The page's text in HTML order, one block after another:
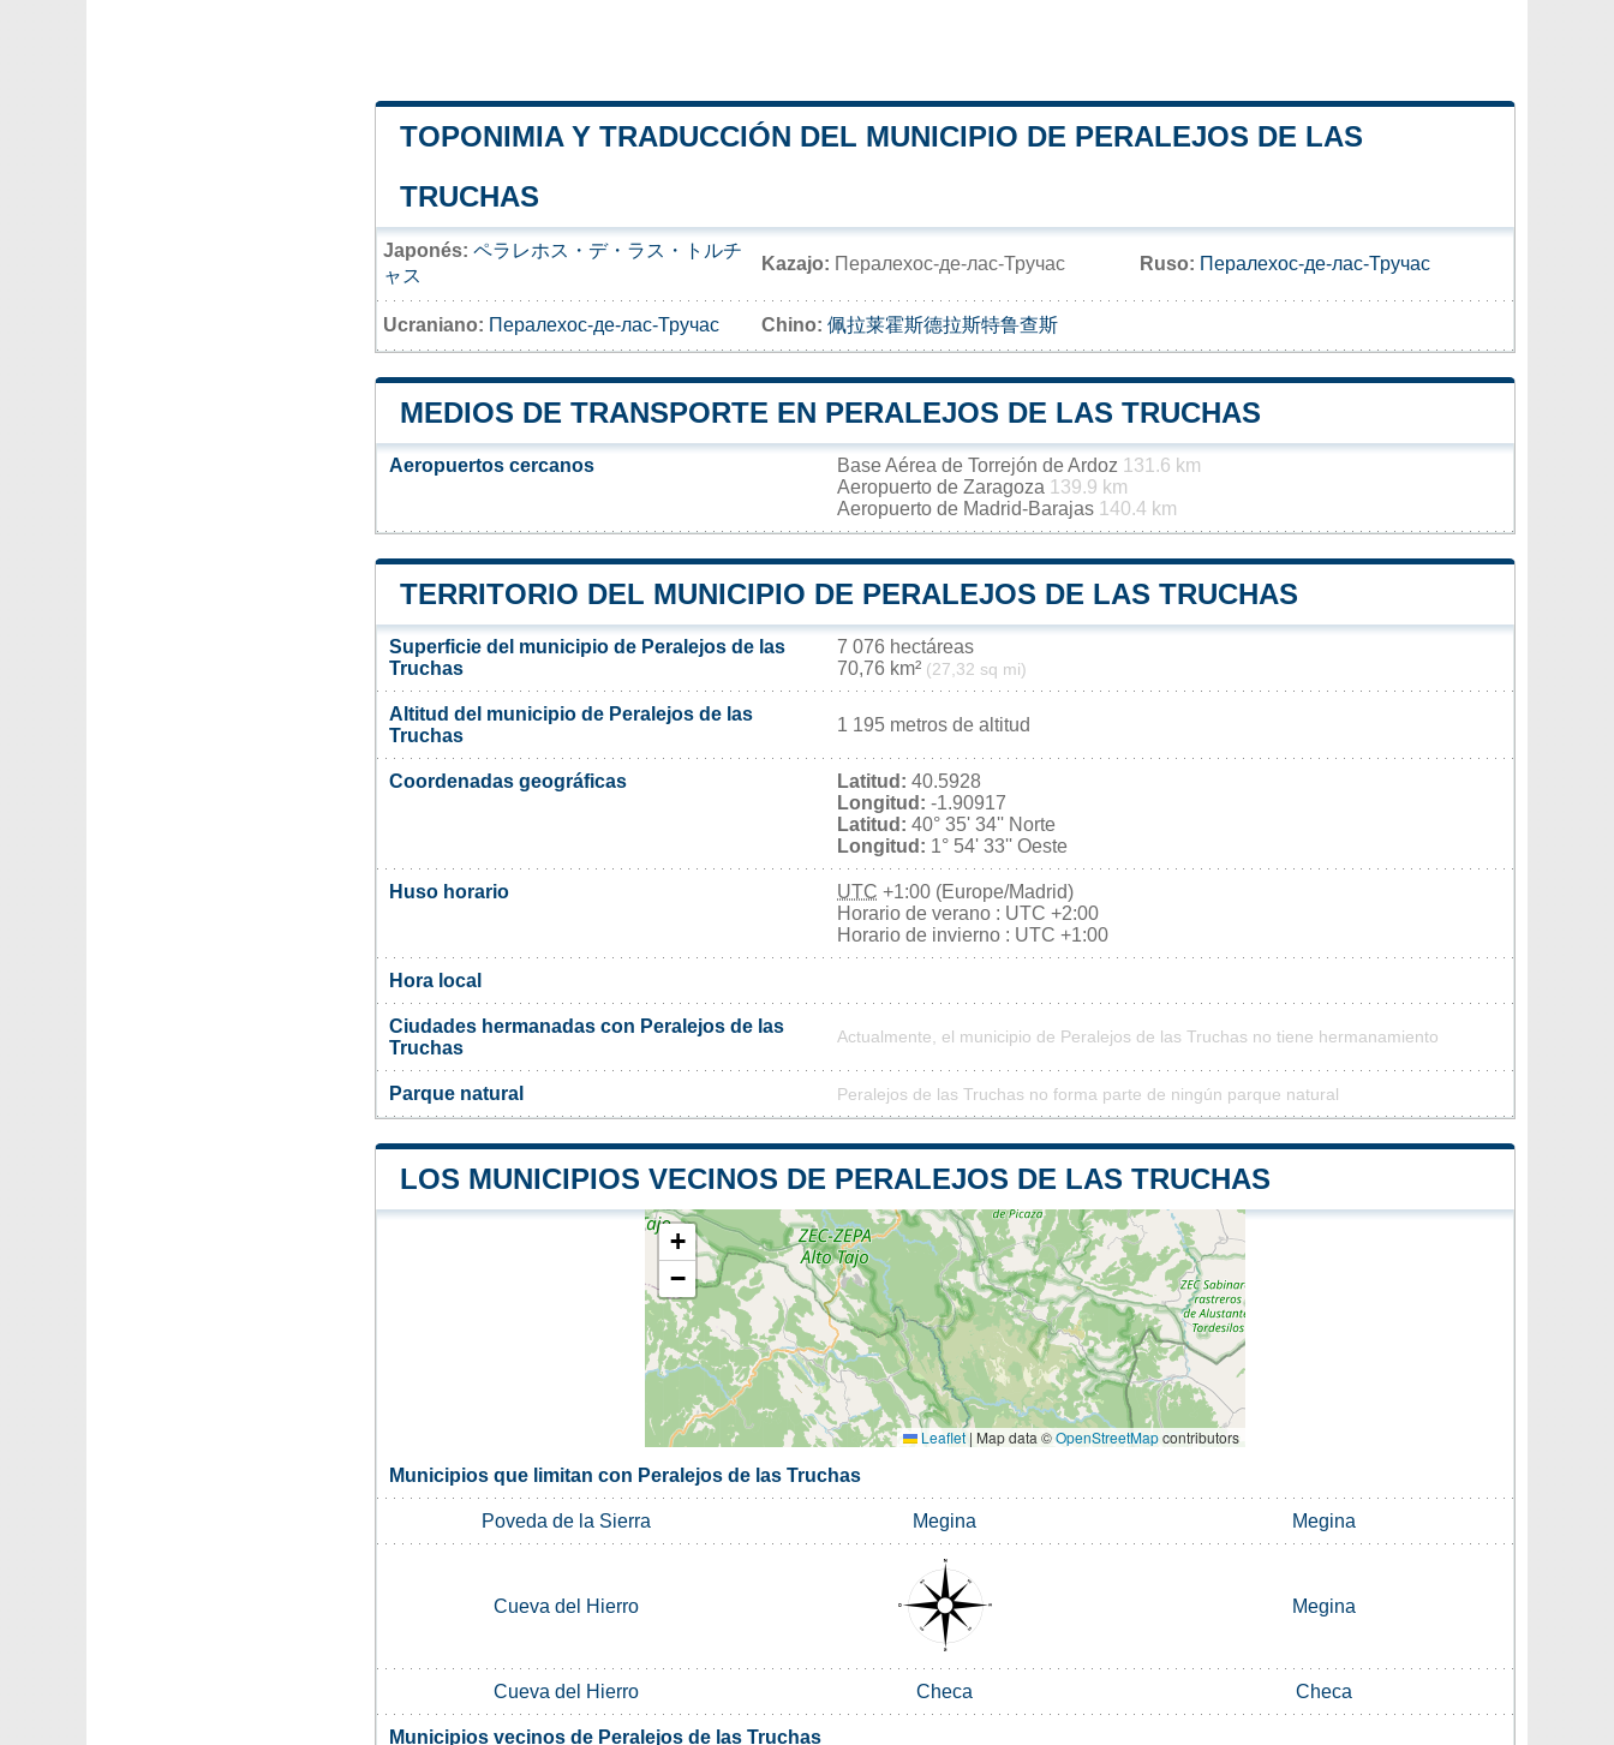
TOPONIMIA Y TRADUCCIÓN DEL MUNICIPIO DE PERALEJOS DE LAS
TRUCHAS
Japonés: ペラレホス・デ・ラス・トルチ
ャス
Kazajo: Пералехос-де-лас-Тручас Ruso: Пералехос-де-лас-Тручас
Ucraniano: Пералехос-де-лас-Тручас Chino: 佩拉莱霍斯德拉斯特鲁查斯
MEDIOS DE TRANSPORTE EN PERALEJOS DE LAS TRUCHAS
Aeropuertos cercanos Base Aérea de Torrejón de Ardoz 131.6 km
Aeropuerto de Zaragoza 139.9 km
Aeropuerto de Madrid-Barajas 140.4 km
TERRITORIO DEL MUNICIPIO DE PERALEJOS DE LAS TRUCHAS
Superficie del municipio de Peralejos de las
Truchas
7 076 hectáreas
70,76 km² (27,32 sq mi)
Altitud del municipio de Peralejos de las
Truchas
1 195 metros de altitud
Coordenadas geográficas Latitud: 40.5928
Longitud: -1.90917
Latitud: 40° 35' 34'' Norte
Longitud: 1° 54' 33'' Oeste
Huso horario UTC +1:00 (Europe/Madrid)
Horario de verano : UTC +2:00
Horario de invierno : UTC +1:00
Hora local
Ciudades hermanadas con Peralejos de las
Truchas
Actualmente, el municipio de Peralejos de las Truchas no tiene hermanamiento
Parque natural Peralejos de las Truchas no forma parte de ningún parque natural
LOS MUNICIPIOS VECINOS DE PERALEJOS DE LAS TRUCHAS
+
−
Leaflet | Map data ©OpenStreetMapcontributors
Municipios que limitan con Peralejos de las Truchas
Poveda de la Sierra Megina Megina
Cueva del Hierro Megina
Cueva del Hierro Checa Checa
Municipios vecinos de Peralejos de las Truchas